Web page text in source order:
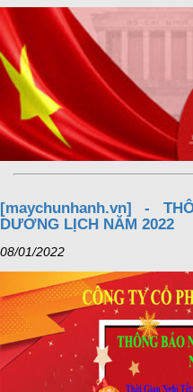
[maychunhanh.vn] -
DƯƠNG LỊCH NĂM 2022
08/01/2022